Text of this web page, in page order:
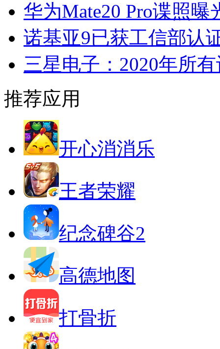
华为Mate20 Pro谍照
诺基亚9已获工信部认
三星电子：2020年所
推荐应用
开心消消乐
王者荣耀
纪念碑谷2
高德地图
打骨折